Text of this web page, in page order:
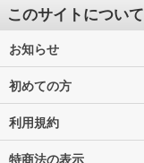
このサイトについて
お知らせ
初めての方
利用規約
特商法の表示